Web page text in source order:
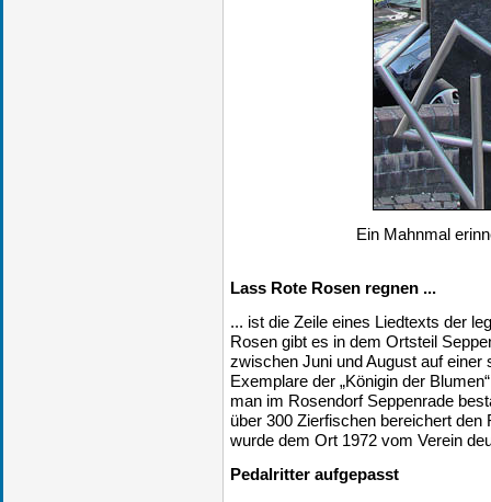
Ein Mahnmal
Lass Rote Rosen regnen ...
... ist die Zeile eines Liedtexts der
Rosen gibt es in dem Ortsteil
zwischen Juni und August auf einer
Exemplare der „Königin der
man im Rosendorf Seppenrade
über 300 Zierfischen bereichert
wurde dem Ort 1972 vom Verein
Pedalritter aufgepasst